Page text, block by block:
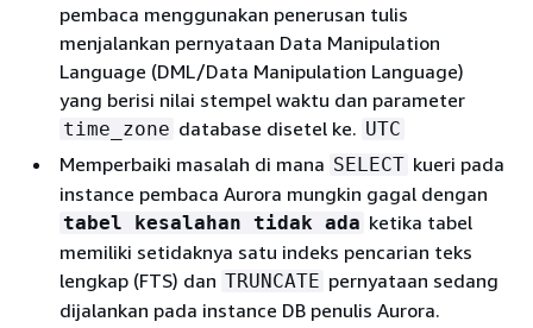
pembaca menggunakan penerusan tulis
menjalankan pernyataan Data Manipulation
Language (DML/Data Manipulation Language)
yang berisi nilai stempel waktu dan parameter
time_zone database disetel ke. UTC
Memperbaiki masalah di mana SELECT kueri pada
instance pembaca Aurora mungkin gagal dengan
tabel kesalahan tidak ada ketika tabel
memiliki setidaknya satu indeks pencarian teks
lengkap (FTS) dan TRUNCATE pernyataan sedang
dijalankan pada instance DB penulis Aurora.